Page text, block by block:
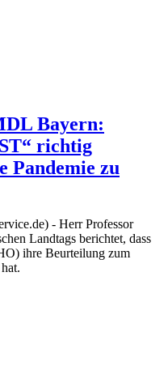
Bayern:
richtig
Pandemie zu
- Herr Professor
Landtags berichtet, dass
ihre Beurteilung zum